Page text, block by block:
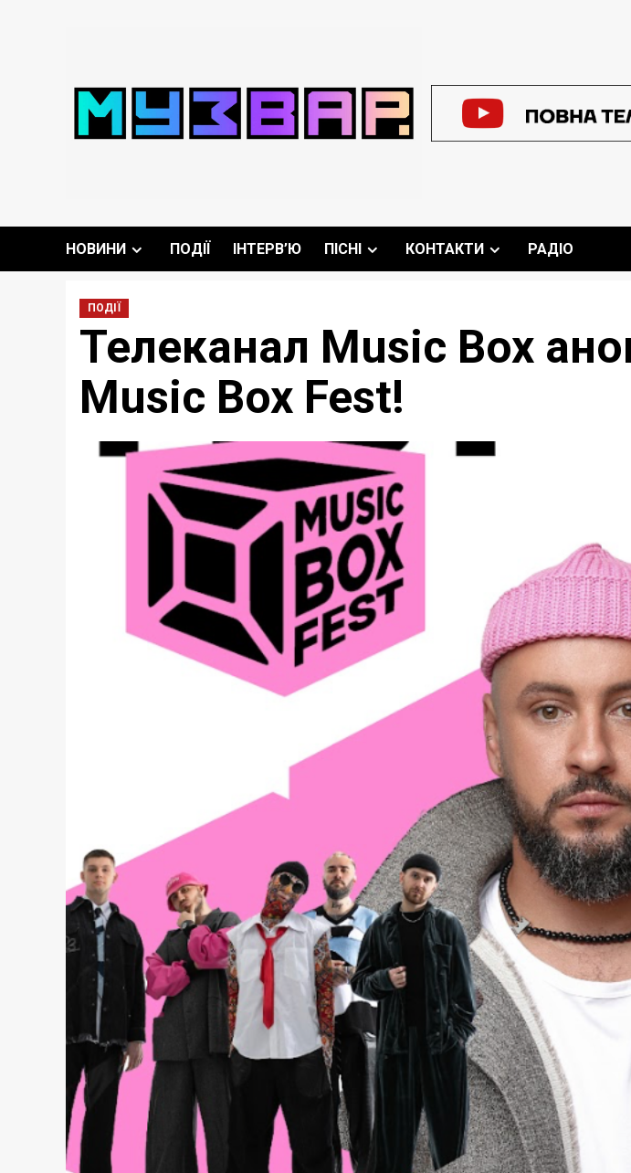
НОВИНИ ПОДІЇ ІНТЕРВ’Ю ПІСНІ КОНТАКТИ РАДІО
ПОДІЇ
Телеканал Music Box
Music Box Fest!